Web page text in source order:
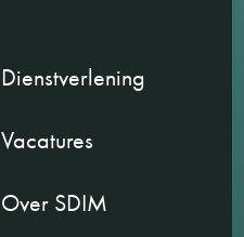
Dienstverlening
Vacatures
Over SDIM